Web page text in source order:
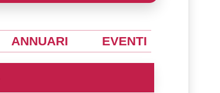
ANNUARI EVENTI